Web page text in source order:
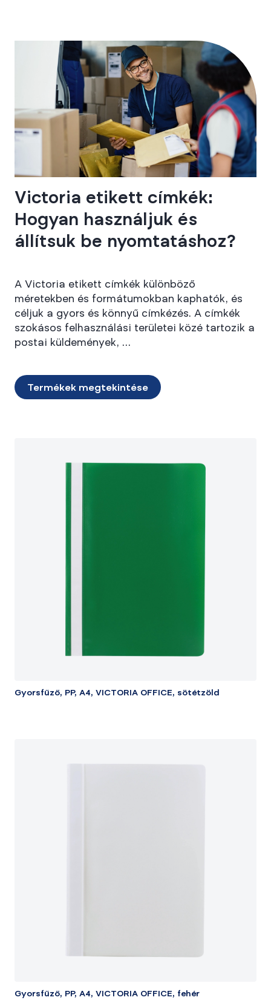
Victoria etikett címkék:
Hogyan használjuk és
állítsuk be nyomtatáshoz?
A Victoria etikett címkék különböző
méretekben és formátumokban kaphatók, és
céljuk a gyors és könnyű címkézés. A címkék
szokásos felhasználási területei közé tartozik a
postai küldemények, …
Termékek megtekintése
Gyorsfűző, PP, A4, VICTORIA OFFICE, sötétzöld
Gyorsfűző, PP, A4, VICTORIA OFFICE, fehér